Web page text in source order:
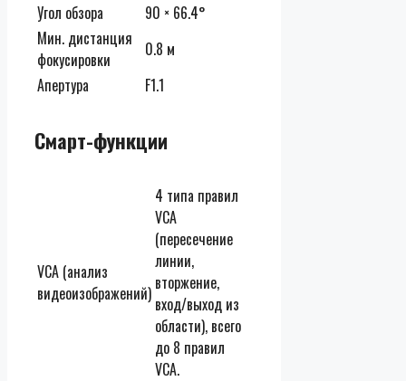
Угол обзора
90 × 66.4°
Мин. дистанция
фокусировки
0.8 м
Апертура
F1.1
Смарт-функции
VCA (анализ
видеоизображений)
4 типа правил
VCA
(пересечение
линии,
вторжение,
вход/выход из
области), всего
до 8 правил
VCA.